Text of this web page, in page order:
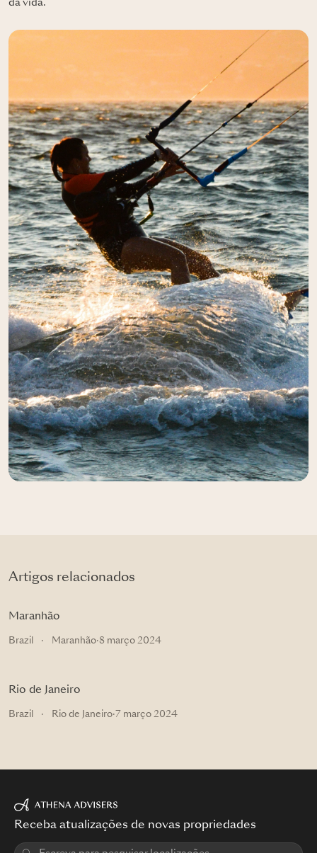
da vida.
Artigos relacionados
Maranhão
Brazil · Maranhão·8 março 2024
Rio de Janeiro
Brazil · Rio de Janeiro·7 março 2024
Receba atualizações de novas propriedades